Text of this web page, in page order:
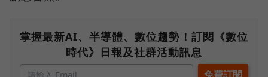
掌握最新AI、半導體、數位趨勢！訂閱《數位
時代》日報及社群活動訊息